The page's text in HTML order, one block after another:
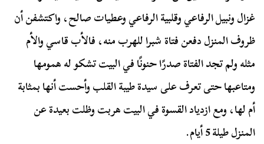
غزال ونبيل الرفاعي وقلبية الرفاعي وعطيات صالح، واكتشفن أن
ظروف المنزل دفعن فتاة شبرا للهرب منه، فالأب قاسي والأم
مثله ولم تجد الفتاة صدرًا حنونًا في البيت تشكو له همومها
ومتاعبها حتى تعرف على سيدة طيبة القلب وأحست أنها بمثابة
أم لها، ومع ازدياد القسوة في البيت هربت وظلت بعيدة عن
المنزل طيلة 5 أيام.